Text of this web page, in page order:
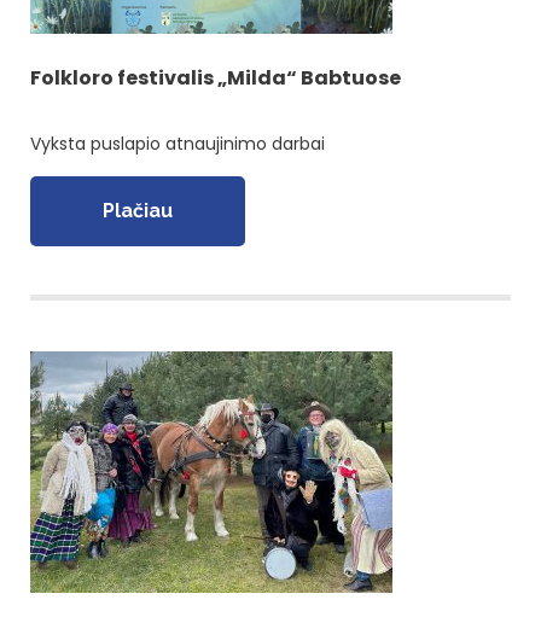
Folkloro festivalis „Milda“ Babtuose
Vyksta puslapio atnaujinimo darbai
Plačiau